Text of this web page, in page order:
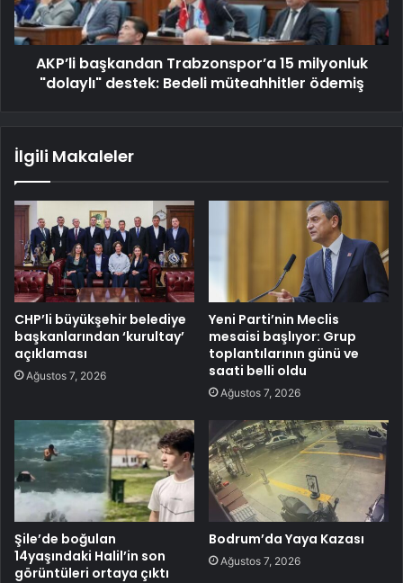
AKP’li başkandan Trabzonspor’a 15 milyonluk
"dolaylı" destek: Bedeli müteahhitler ödemiş
İlgili Makaleler
CHP’li büyükşehir belediye
başkanlarından ‘kurultay’
açıklaması
Ağustos 7, 2026
Yeni Parti’nin Meclis
mesaisi başlıyor: Grup
toplantılarının günü ve
saati belli oldu
Ağustos 7, 2026
Şile’de boğulan
14yaşındaki Halil’in son
görüntüleri ortaya çıktı
Bodrum’da Yaya Kazası
Ağustos 7, 2026